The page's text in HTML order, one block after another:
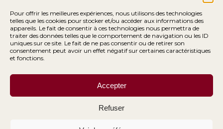
Pour offrir les meilleures expériences, nous utilisons des technologies
telles que les cookies pour stocker et/ou accéder aux informations des
appareils. Le fait de consentir à ces technologies nous permettra de
traiter des données telles que le comportement de navigation ou les ID
uniques sur ce site. Le fait de ne pas consentir ou de retirer son
consentement peut avoir un effet négatif sur certaines caractéristiques
et fonctions.
Accepter
Refuser
Mentions Légales